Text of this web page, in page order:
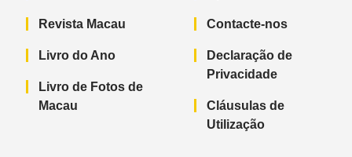
Revista Macau
Livro do Ano
Livro de Fotos de
Macau
Contacte-nos
Declaração de
Privacidade
Cláusulas de
Utilização